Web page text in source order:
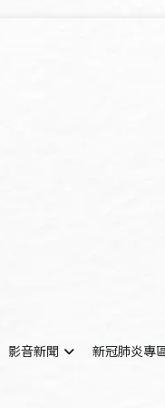
影音新聞 新冠肺炎專